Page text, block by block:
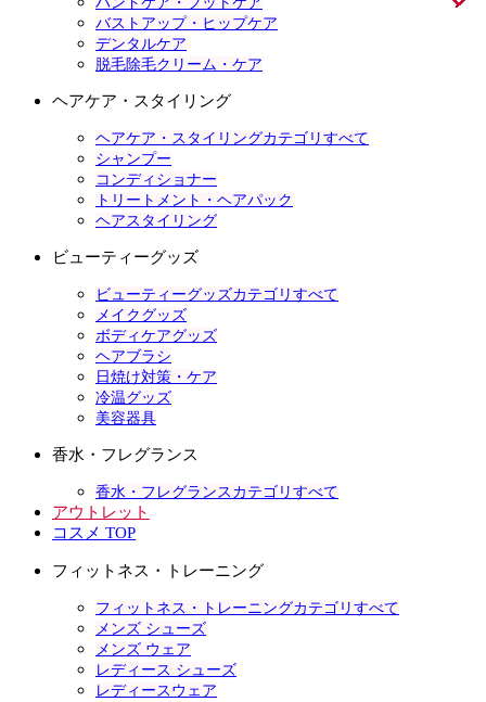
バストアップ・ヒップケア
デンタルケア
脱毛除毛クリーム・ケア
ヘアケア・スタイリング
ヘアケア・スタイリングカテゴリすべて
シャンプー
コンディショナー
トリートメント・ヘアパック
ヘアスタイリング
ビューティーグッズ
ビューティーグッズカテゴリすべて
メイクグッズ
ボディケアグッズ
ヘアブラシ
日焼け対策・ケア
冷温グッズ
美容器具
香水・フレグランス
香水・フレグランスカテゴリすべて
アウトレット
コスメ TOP
フィットネス・トレーニング
フィットネス・トレーニングカテゴリすべて
メンズ シューズ
メンズ ウェア
レディース シューズ
レディースウェア